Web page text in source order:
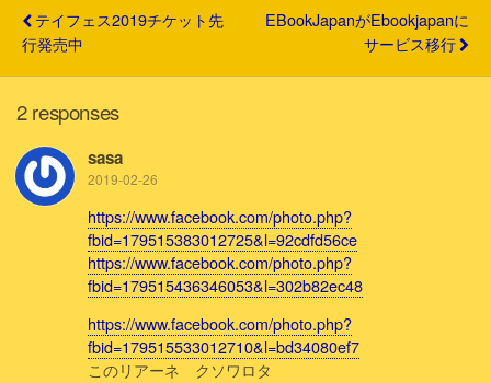
テイフェス2019チケット先
行発売中
EBookJapanがebookjapanに
サービス移行
2 responses
sasa
2019-02-26
https://www.facebook.com/photo.php?
fbid=179515383012725&l=92cdfd56ce
https://www.facebook.com/photo.php?
fbid=179515436346053&l=302b82ec48
https://www.facebook.com/photo.php?
fbid=179515533012710&l=bd34080ef7
このリアーネ クソワロタ